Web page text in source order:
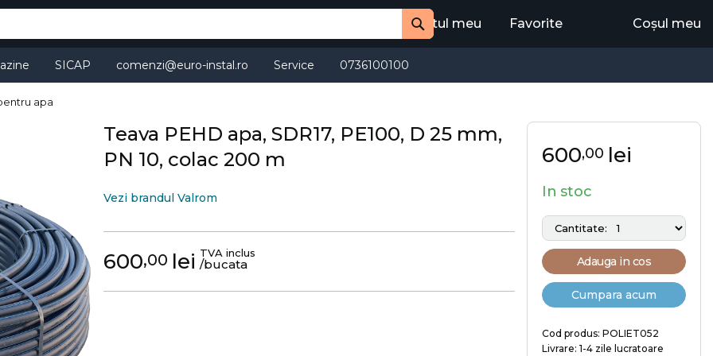
Cauta
Contul meu Favorite Coșul meu
SICAP comenzi@euro-instal.ro Service 0736100100
apa
Teava PEHD apa, SDR17, PE100, D 25 mm,
PN 10, colac 200 m
Vezi brandul Valrom
600,00 lei TVA inclus
/bucata
600,00 lei
In stoc
Adauga in cos
Cumpara acum
Cod produs: POLIET052
Livrare: 1-4 zile lucratoare